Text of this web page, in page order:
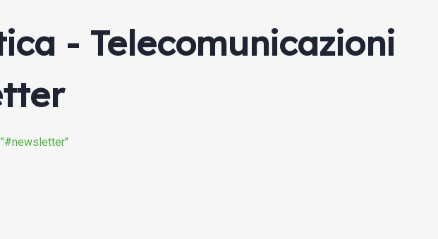
- Telecomunicazioni